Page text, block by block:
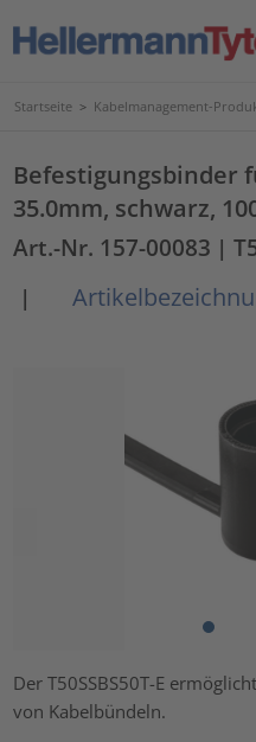
Startseite > Kabelmanagement-
Befestigungsbinder
35.0mm, schwarz,
Art.-Nr. 157-00083 |
|
Der T50SSBS50T-E
von Kabelbündeln.